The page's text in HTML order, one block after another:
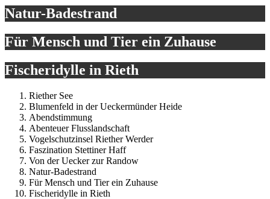
Natur-Badestrand
Für Mensch und Tier ein Zuhause
Fischeridylle in Rieth
Riether See
Blumenfeld in der Ueckermünder Heide
Abendstimmung
Abenteuer Flusslandschaft
Vogelschutzinsel Riether Werder
Faszination Stettiner Haff
Von der Uecker zur Randow
Natur-Badestrand
Für Mensch und Tier ein Zuhause
Fischeridylle in Rieth